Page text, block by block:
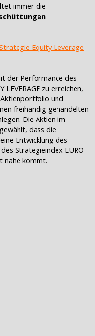
immer die
Equity Leverage
der Performance des
LEVERAGE zu erreichen,
und
freihändig gehandelten
Die Aktien im
dass die
Entwicklung des
Strategieindex EURO
nahe kommt.